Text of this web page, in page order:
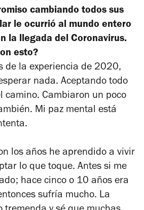
cambiando todos sus
le ocurrió al mundo entero
la llegada del Coronavirus.
esto?
de la experiencia de 2020,
nada. Aceptando todo
camino. Cambiaron un poco
Mi paz mental está
los años he aprendido a vivir
lo que toque. Antes si me
hace cinco o 10 años era
sufría mucho. La